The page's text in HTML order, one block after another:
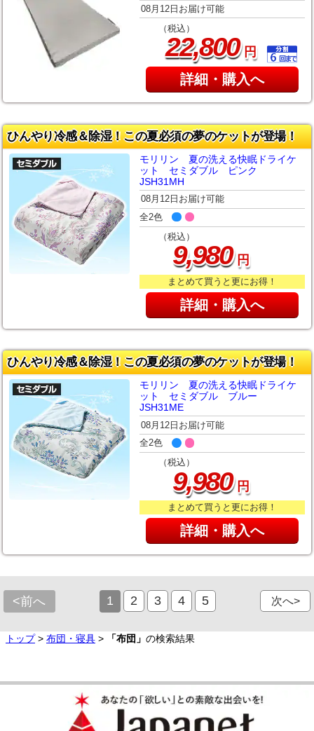
08月12日お届け可能
（税込）
22,800円
詳細・購入へ
ひんやり冷感＆除湿！この夏必須の夢のケットが登場！
モリリン 夏の洗える快眠ドライケ
ット セミダブル ピンク
JSH31MH
08月12日お届け可能
全2色
（税込）
9,980円
まとめて買うと更にお得！
詳細・購入へ
ひんやり冷感＆除湿！この夏必須の夢のケットが登場！
モリリン 夏の洗える快眠ドライケ
ット セミダブル ブルー
JSH31ME
08月12日お届け可能
全2色
（税込）
9,980円
まとめて買うと更にお得！
詳細・購入へ
<前へ 1 2 3 4 5 次へ>
トップ> 布団・寝具 > 「布団」 の検索結果